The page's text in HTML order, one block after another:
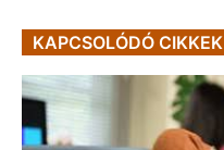
KAPCSOLÓDÓ CIKKEK